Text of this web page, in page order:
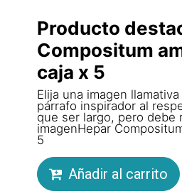
Producto
Compositum
caja x 5
Elija una imagen
párrafo inspirador al
que ser largo, pero debe
imagenHepar
5
Añadir al carrito